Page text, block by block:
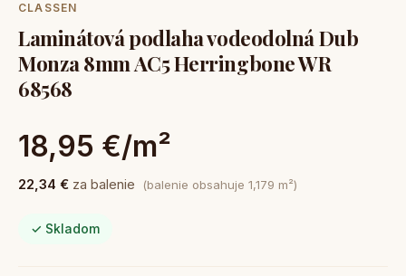
CLASSEN
Laminátová podlaha vodeodolná Dub
Monza 8mm AC5 Herringbone WR
68568
18,95 €/m²
22,34 € za balenie (balenie obsahuje 1,179 m²)
✓ Skladom